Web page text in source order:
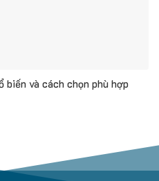
biến và cách chọn phù hợp